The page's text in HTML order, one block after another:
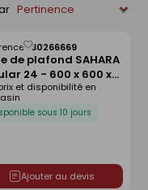
de plafond SAHARA
24 - 600 x 600 x
:30266669
sous 10 jours
et disponibilité en
Ajouter au devis
Enregistrer
comme
liste